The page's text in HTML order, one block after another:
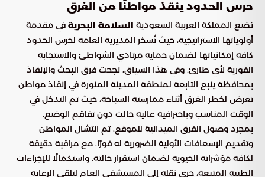
حرس الحدود ينقذ مواطنًا من الغرق
تضع المملكة العربية السعودية السلامة البحرية في مقدمة
أولوياتها الاستراتيجية، حيث تُسخر المديرية العامة لحرس الحدود
كافة إمكانياتها لضمان حماية مرتادي الشواطئ والاستجابة
الفورية لأي طارئ. وفي هذا السياق، نجحت فرق البحث والإنقاذ
بمحافظة ينبع التابعة لمنطقة المدينة المنورة في إنقاذ مواطن
تعرض لخطر الغرق أثناء ممارسته السباحة، حيث تم التدخل في
الوقت المناسب وباحترافية عالية حالت دون تفاقم الوضع.
بمجرد وصول الفرق الميدانية للموقع، تم انتشال المواطن
وتقديم الإسعافات الأولية الضرورية له فورًا، مع مراقبة دقيقة
لكافة مؤشراته الحيوية لضمان استقرار حالته. واستكمالًا للإجراءات
الطبية المتبعة، جرى نقله إلى المستشفى العام لتلقي الرعاية